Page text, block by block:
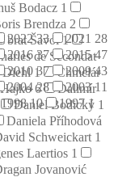
Bodacz 1
Brendza 2
brat Šavol1
de Secondat
Diehl1
Chmelár
6
Dalimír
Daniel Bodický 1
Daniela Příhodová
Schweickart 1
Laertios 1
Jovanović
202233 2021 28
201637 201547
201037 200943
200428 200311
199810 19971